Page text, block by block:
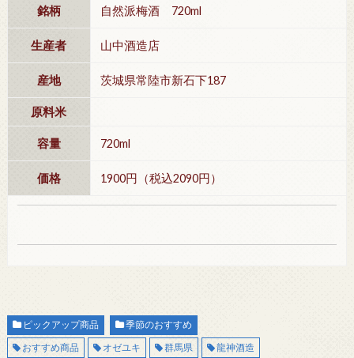
銘柄 自然派梅酒 720ml
生産者 山中酒造店
産地 茨城県常陸市新石下187
原料米
容量 720ml
価格 1900円（税込2090円）
ピックアップ商品
季節のおすすめ
おすすめ商品
オゼユキ 群馬県 龍神酒造